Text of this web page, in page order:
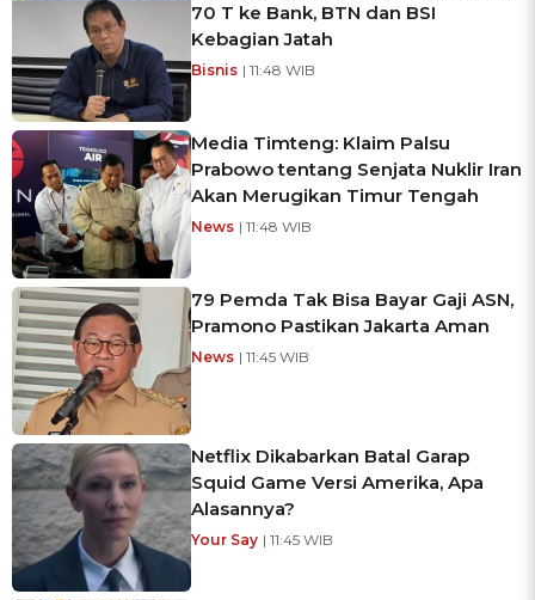
70 T ke Bank, BTN dan BSI
Kebagian Jatah
Bisnis | 11:48 WIB
Media Timteng: Klaim Palsu
Prabowo tentang Senjata Nuklir Iran
Akan Merugikan Timur Tengah
News | 11:48 WIB
79 Pemda Tak Bisa Bayar Gaji ASN,
Pramono Pastikan Jakarta Aman
News | 11:45 WIB
Netflix Dikabarkan Batal Garap
Squid Game Versi Amerika, Apa
Alasannya?
Your Say | 11:45 WIB